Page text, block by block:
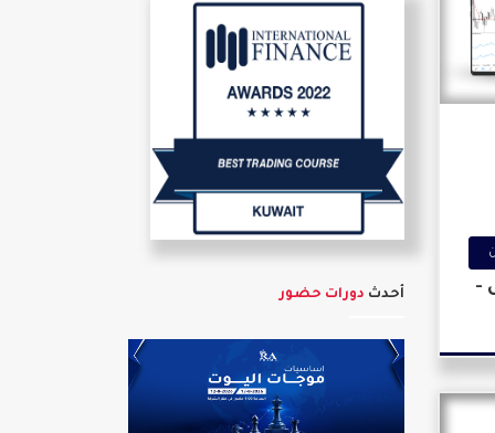
- أحدث دورات حضور